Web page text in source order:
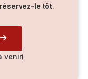
réservez-le tôt.
venir)